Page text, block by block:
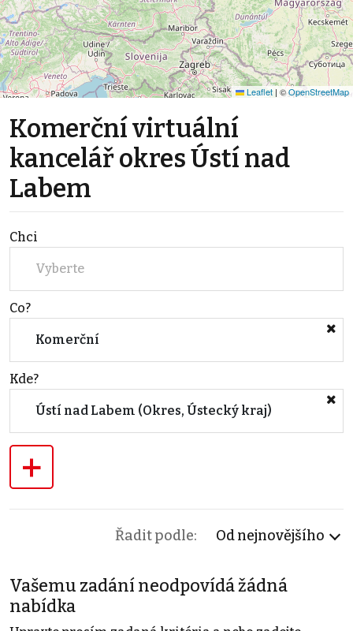
Leaflet | ©OpenStreetMap
Komerční virtuální
kancelář okres Ústí nad
Labem
Chci
Vyberte
Co?
Komerční
Kde?
Ústí nad Labem (Okres, Ústecký kraj)
+
Řadit podle: Od nejnovějšího
Vašemu zadání neodpovídá žádná
nabídka